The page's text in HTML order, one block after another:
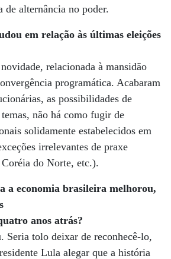
de alternância no poder.
em relação às últimas eleições
relacionada à mansidão
programática. Acabaram
as possibilidades de
não há como fugir de
solidamente estabelecidos em
irrelevantes de praxe
do Norte, etc.).
a economia brasileira melhorou,
anos atrás?
Seria tolo deixar de reconhecê-lo,
Lula alegar que a história